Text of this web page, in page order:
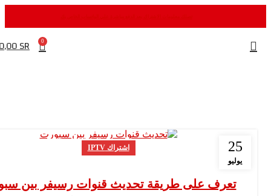
0
SR
25
يوليو
اشتراك IPTV
تعرف على طريقة تحديث قنوات رسيفر بين